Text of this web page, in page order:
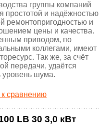
группы компаний
простотой и надёжностью
ремонтопригодностью и
цены и качества.
приводом, по
коллегами, имеют
Так же, за счёт
передачи, удаётся
уровень шума.
сравнению
LB 30 3,0 кВт